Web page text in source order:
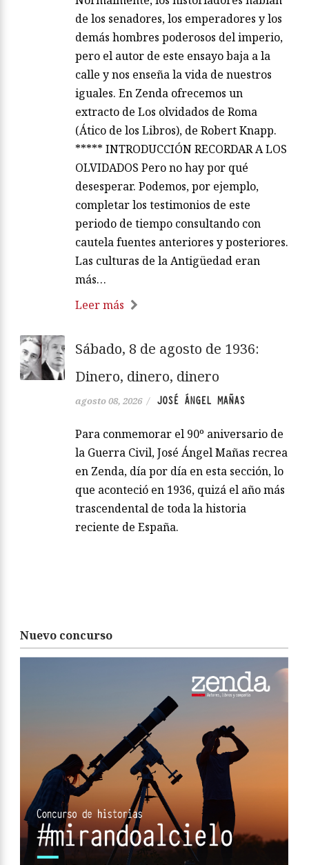
de los senadores, los emperadores y los
demás hombres poderosos del imperio,
pero el autor de este ensayo baja a la
calle y nos enseña la vida de nuestros
iguales. En Zenda ofrecemos un
extracto de Los olvidados de Roma
(Ático de los Libros), de Robert Knapp.
***** INTRODUCCIÓN RECORDAR A LOS
OLVIDADOS Pero no hay por qué
desesperar. Podemos, por ejemplo,
completar los testimonios de este
periodo de tiempo consultando con
cautela fuentes anteriores y posteriores.
Las culturas de la Antigüedad eran
más…
Leer más
Sábado, 8 de agosto de 1936:
Dinero, dinero, dinero
agosto 08, 2026 / JOSÉ ÁNGEL MAÑAS
Para conmemorar el 90º aniversario de
la Guerra Civil, José Ángel Mañas recrea
en Zenda, día por día en esta sección, lo
que aconteció en 1936, quizá el año más
trascendental de toda la historia
reciente de España.
Nuevo concurso